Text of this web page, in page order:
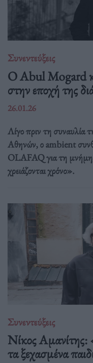
Συνεντεύξεις
Ο Abul Mogard
στην εποχή της
26.01.26
Λίγο πριν τη συναυλία
Αθηνών, ο ambient
OLAFAQ για τη
χρειάζονται χρόνο».
Συνεντεύξεις
Νίκος Αμανίτης:
τα ξεχασμένα